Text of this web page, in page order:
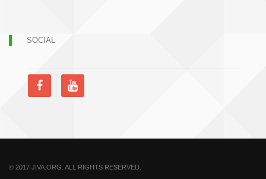
SOCIAL
© 2017 JIVA.ORG. ALL RIGHTS RESERVED.